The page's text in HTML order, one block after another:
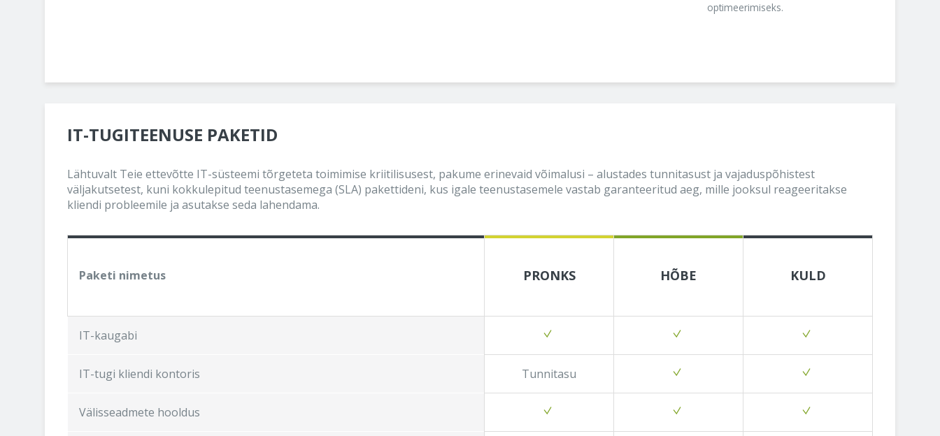
optimeerimiseks.
IT-TUGITEENUSE PAKETID
Lähtuvalt Teie ettevõtte IT-süsteemi tõrgeteta toimimise kriitilisusest, pakume erinevaid võimalusi – alustades tunnitasust ja vajaduspõhistest
väljakutsetest, kuni kokkulepitud teenustasemega (SLA) pakettideni, kus igale teenustasemele vastab garanteeritud aeg, mille jooksul reageeritakse
kliendi probleemile ja asutakse seda lahendama.
Paketi nimetus PRONKS HÕBE KULD
IT-kaugabi
IT-tugi kliendi kontoris Tunnitasu
Välisseadmete hooldus